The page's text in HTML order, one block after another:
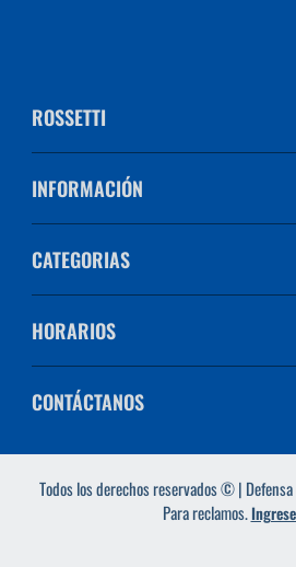
ROSSETTI
INFORMACIÓN
CATEGORIAS
HORARIOS
CONTÁCTANOS
Todos los derechos reservados © |
Para reclamos.